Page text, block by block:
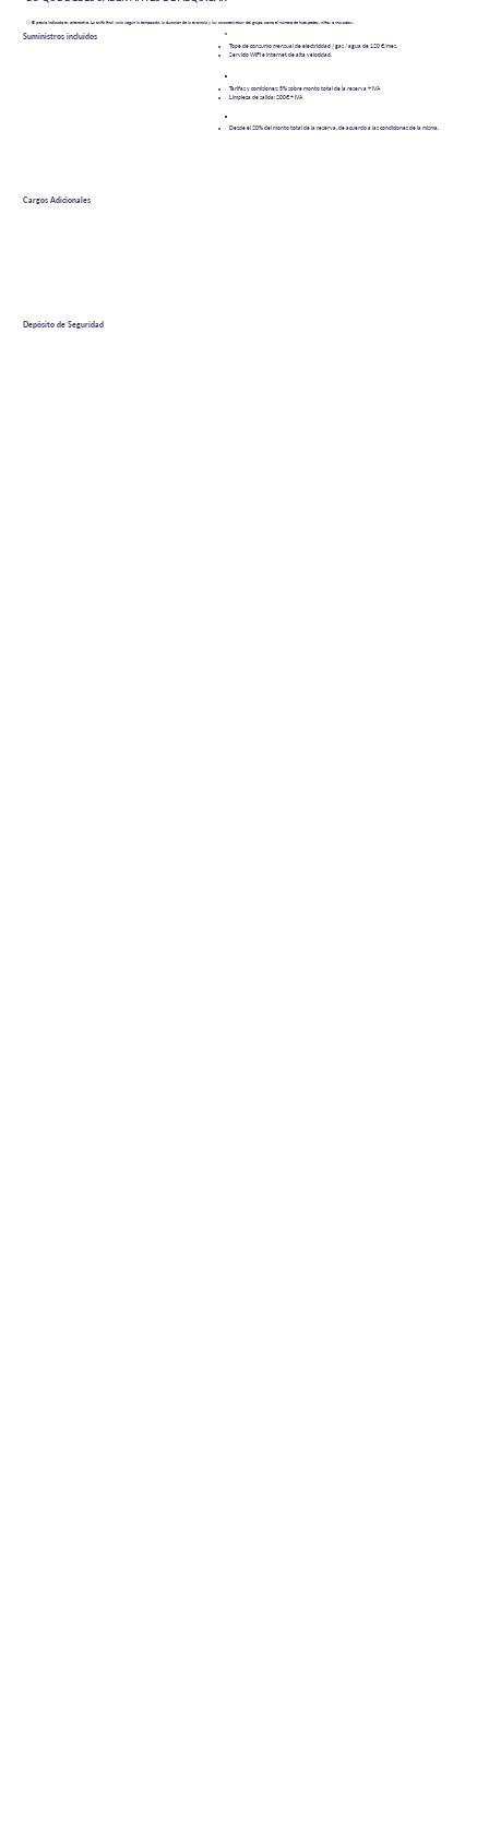
ⓘ El precio indicado es orientativo. La tarifa final varía según la temporada, la duración de la estancia y las características del grupo, como el número de huéspedes, niños o mascotas.
Suministros incluidos
Cargos Adicionales
Depósito de Seguridad
Tope de consumo mensual de electricidad / gas / agua de 120 Є/mes.
Servicio WIFI e internet de alta velocidad.
Tarifas y comisiones: 5% sobre monto total de la reserva + IVA
Limpieza de salida: 200Є + IVA
Desde el 20% del monto total de la reserva, de acuerdo a las condiciones de la misma.
Museo de América, Arco de la Victoria, Princesa.